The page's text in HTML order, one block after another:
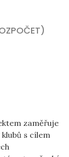
zaměřuje
s cílem